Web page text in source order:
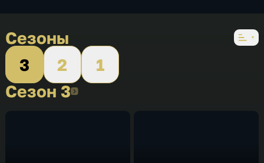
Сезоны
3
2
1
Сезон 3Сезон 3